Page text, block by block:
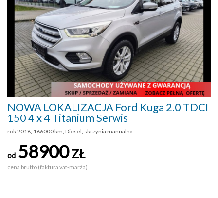
NOWA LOKALIZACJA Ford Kuga 2.0 TDCI
150 4 x 4 Titanium Serwis
rok 2018, 166000 km, Diesel, skrzynia manualna
od 58900ZŁ
cena brutto (faktura vat-marża)